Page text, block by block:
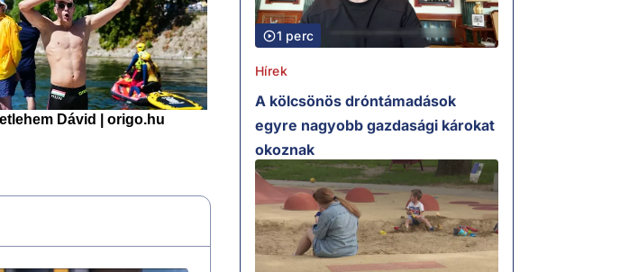
1 perc
Hírek
A kölcsönös dróntámadások
egyre nagyobb gazdasági károkat
okoznak